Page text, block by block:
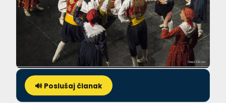
🔊 Poslušaj članak